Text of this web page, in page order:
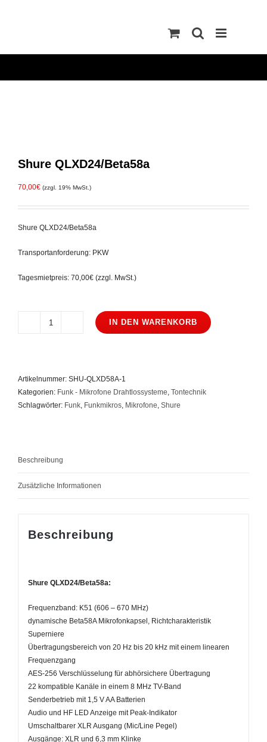
Shure QLXD24/Beta58a
70,00€ (zzgl. 19% MwSt.)
Shure QLXD24/Beta58a
Transportanforderung: PKW
Tagesmietpreis: 70,00€ (zzgl. MwSt.)
Shure
IN DEN WARENKORB
Artikelnummer: SHU-QLXD58A-1
Kategorien: Funk - Mikrofone Drahtlossysteme, Tontechnik
Schlagwörter: Funk, Funkmikros, Mikrofone, Shure
Beschreibung
Zusätzliche Informationen
Beschreibung
Shure QLXD24/Beta58a:
Frequenzband: K51 (606 – 670 MHz)
dynamische Beta58A Mikrofonkapsel, Richtcharakteristik
Superniere
Übertragungsbereich von 20 Hz bis 20 kHz mit einem linearen
Frequenzgang
AES-256 Verschlüsselung für abhörsichere Übertragung
22 kompatible Kanäle in einem 8 MHz TV-Band
Senderbetrieb mit 1,5 V AA Batterien
Audio und HF LED Anzeige mit Peak-Indikator
Umschaltbarer XLR Ausgang (Mic/Line Pegel)
Ausgänge: XLR und 6,3 mm Klinke